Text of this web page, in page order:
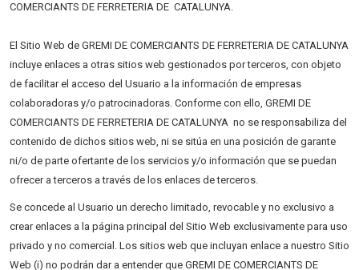
COMERCIANTS DE FERRETERIA DE CATALUNYA.
El Sitio Web de GREMI DE COMERCIANTS DE FERRETERIA DE CATALUNYA
incluye enlaces a otras sitios web gestionados por terceros, con objeto
de facilitar el acceso del Usuario a la información de empresas
colaboradoras y/o patrocinadoras. Conforme con ello, GREMI DE
COMERCIANTS DE FERRETERIA DE CATALUNYA no se responsabiliza del
contenido de dichos sitios web, ni se sitúa en una posición de garante
ni/o de parte ofertante de los servicios y/o información que se puedan
ofrecer a terceros a través de los enlaces de terceros.
Se concede al Usuario un derecho limitado, revocable y no exclusivo a
crear enlaces a la página principal del Sitio Web exclusivamente para uso
privado y no comercial. Los sitios web que incluyan enlace a nuestro Sitio
Web (i) no podrán dar a entender que GREMI DE COMERCIANTS DE